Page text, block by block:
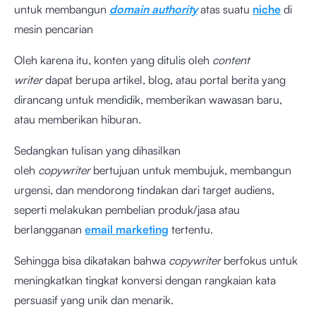
untuk membangun domain authority atas suatu niche di
mesin pencarian
Oleh karena itu, konten yang ditulis oleh content
writerdapat berupa artikel, blog, atau portal berita yang
dirancang untuk mendidik, memberikan wawasan baru,
atau memberikan hiburan.
Sedangkan tulisan yang dihasilkan
oleh copywriter bertujuan untuk membujuk, membangun
urgensi, dan mendorong tindakan dari target audiens,
seperti melakukan pembelian produk/jasa atau
berlangganan email marketing tertentu.
Sehingga bisa dikatakan bahwa copywriter berfokus untuk
meningkatkan tingkat konversi dengan rangkaian kata
persuasif yang unik dan menarik.